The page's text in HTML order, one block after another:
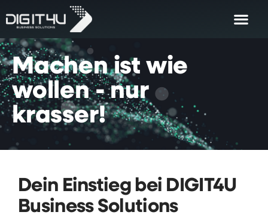
Machen ist wie
wollen - nur
krasser!
Dein Einstieg bei DIGIT4U
Business Solutions